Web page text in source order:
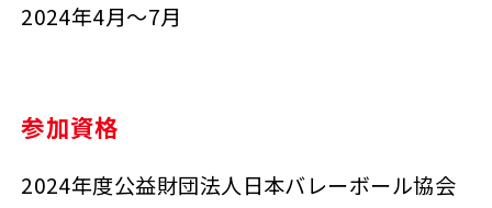
2024年4月～7月
参加資格
2024年度公益財団法人日本バレーボール協会